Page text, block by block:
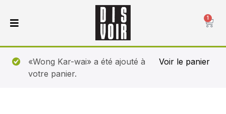
1
Voir le panier
«Wong Kar-wai» a été ajouté à
votre panier.